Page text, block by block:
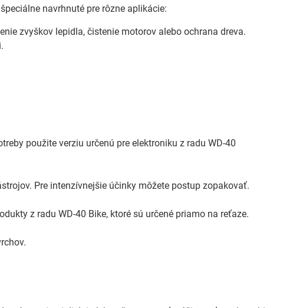
navrhnuté pre rôzne aplikácie:
zvyškov lepidla, čistenie motorov alebo ochrana dreva.
použite verziu určenú pre elektroniku z radu WD-40
Pre intenzívnejšie účinky môžete postup zopakovať.
z radu WD-40 Bike, ktoré sú určené priamo na reťaze.